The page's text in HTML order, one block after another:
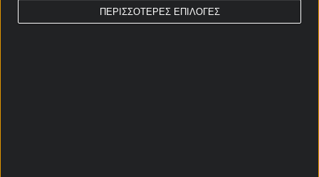
ΠΕΡΙΣΣΟΤΕΡΕΣ ΕΠΙΛΟΓΕΣ
Απόδοση: 1.95 Παίξε νόμιμα